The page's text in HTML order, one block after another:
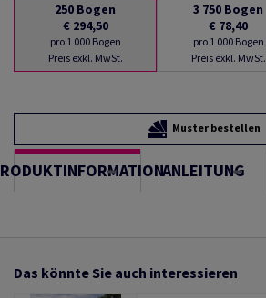
250 Bogen
€ 294,50
pro 1 000 Bogen
Preis exkl. MwSt.
3 750 Bogen
€ 78,40
pro 1 000 Bogen
Preis exkl. MwSt.
Muster bestellen
ANLEITUNG
Das könnte Sie auch interessieren